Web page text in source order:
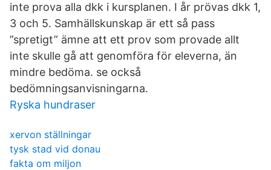
inte prova alla dkk i kursplanen. I år prövas dkk 1,
3 och 5. Samhällskunskap är ett så pass
”spretigt” ämne att ett prov som provade allt
inte skulle gå att genomföra för eleverna, än
mindre bedöma. se också
bedömningsanvisningarna.
Ryska hundraser
xervon ställningar
tysk stad vid donau
fakta om miljon